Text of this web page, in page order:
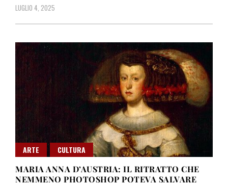
LUGLIO 4, 2025
ARTE
CULTURA
MARIA ANNA D’AUSTRIA: IL RITRATTO CHE
NEMMENO PHOTOSHOP POTEVA SALVARE